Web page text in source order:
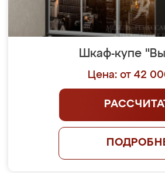
Шкаф-купе
Цена: от 42